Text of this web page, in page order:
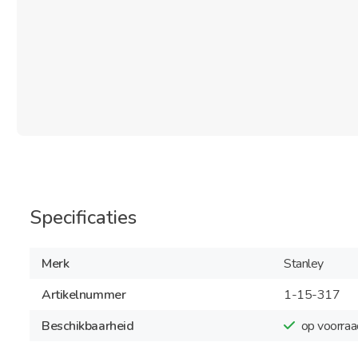
Specificaties
Merk
Stanley
Artikelnummer
1-15-317
Beschikbaarheid
op